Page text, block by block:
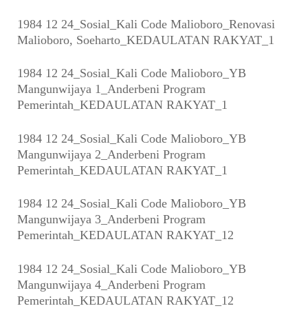
1984 12 24_Sosial_Kali Code Malioboro_Renovasi
Malioboro, Soeharto_KEDAULATAN RAKYAT_1
1984 12 24_Sosial_Kali Code Malioboro_YB
Mangunwijaya 1_Anderbeni Program
Pemerintah_KEDAULATAN RAKYAT_1
1984 12 24_Sosial_Kali Code Malioboro_YB
Mangunwijaya 2_Anderbeni Program
Pemerintah_KEDAULATAN RAKYAT_1
1984 12 24_Sosial_Kali Code Malioboro_YB
Mangunwijaya 3_Anderbeni Program
Pemerintah_KEDAULATAN RAKYAT_12
1984 12 24_Sosial_Kali Code Malioboro_YB
Mangunwijaya 4_Anderbeni Program
Pemerintah_KEDAULATAN RAKYAT_12